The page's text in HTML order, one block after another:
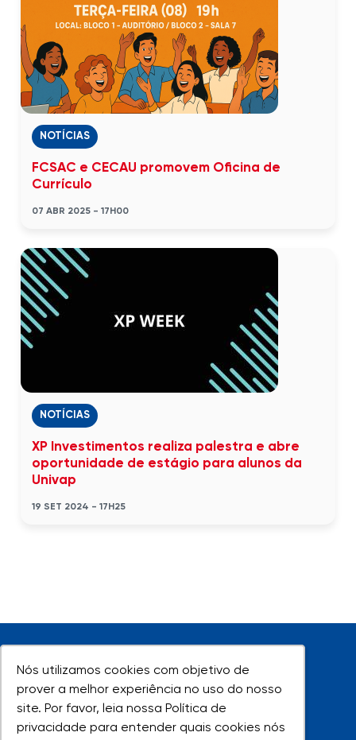
Nós utilizamos cookies com objetivo de
prover a melhor experiência no uso do nosso
site. Por favor, leia nossa Política de
privacidade para entender quais cookies nós
Nós utilizamos cookies com objetivo de
prover a melhor experiência no uso do nosso
site. Por favor, leia nossa Política de
privacidade para entender quais cookies nós
NOTÍCIAS
FCSAC e CECAU promovem Oficina de
Currículo
07 ABR 2025 - 17H00
NOTÍCIAS
XP Investimentos realiza palestra e abre
oportunidade de estágio para alunos da
Univap
19 SET 2024 - 17H25
UNIVAP - Todos os direitos reservados